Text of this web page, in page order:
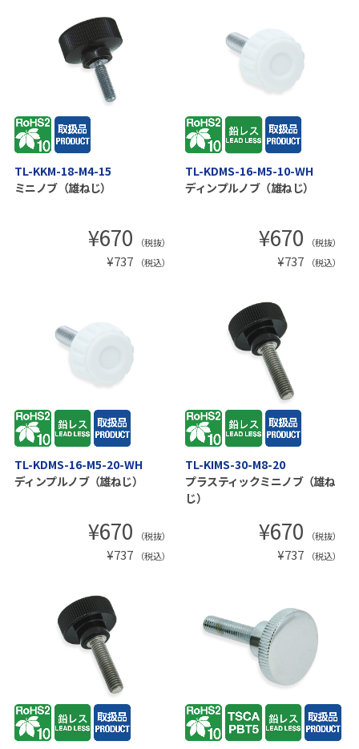
TL-KKM-18-M4-15
ミニノブ（雄ねじ）
¥670 （税抜）
¥737 （税込）
TL-KDMS-16-M5-10-WH
ディンプルノブ（雄ねじ）
¥670 （税抜）
¥737 （税込）
TL-KDMS-16-M5-20-WH
ディンプルノブ（雄ねじ）
¥670 （税抜）
¥737 （税込）
TL-KIMS-30-M8-20
プラスティックミニノブ（雄ね
じ）
¥670 （税抜）
¥737 （税込）